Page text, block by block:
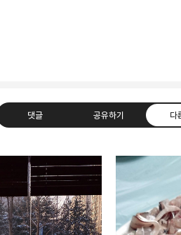
댓글 공유하기 다
2004
트위터 Facebook